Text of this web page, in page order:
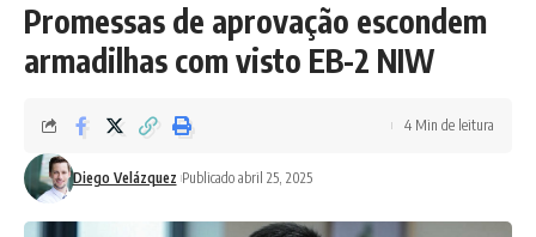
Promessas de aprovação escondem
armadilhas com visto EB-2 NIW
Diego Velázquez Publicado abril 25, 2025
4 Min de leitura